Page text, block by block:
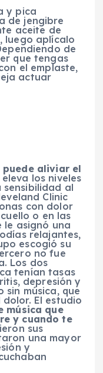
y pica
de jengibre
aceite de
luego aplícalo
de
que tengas
el emplaste,
actuar
aliviar el
los niveles
sensibilidad al
Clinic
con dolor
o en las
le asignó una
relajantes,
escogió su
no fue
Los dos
tenían tasas
depresión y
música, que
El estudio
música que
y cuando te
sus
una mayor
y